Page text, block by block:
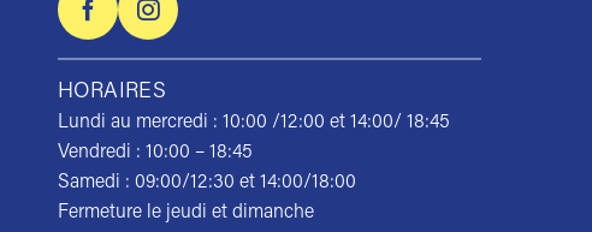
HORAIRES
Lundi au mercredi : 10:00 /12:00 et 14:00/ 18:45
Vendredi : 10:00 – 18:45
Samedi : 09:00/12:30 et 14:00/18:00
Fermeture le jeudi et dimanche